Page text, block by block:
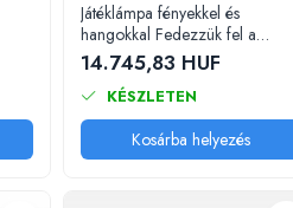
Játéklámpa fényekkel és
hangokkal Fedezzük fel a
természetgyűjteményt
14.745,83 HUF
KÉSZLETEN
Kosárba helyezés